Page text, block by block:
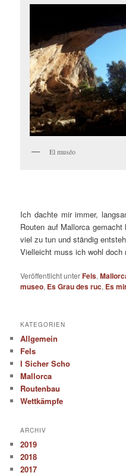
El muséo
Ich dachte mir immer,
Routen auf Mallorca
viel zu tun und ständig
Vielleicht muss ich wohl
Veröffentlicht unterFels,
museo, Es Grau des ruc, Es
KATEGORIEN
Allgemein
Fels
I Sicher Scho
Mallorca
Routenbau
Wettkämpfe
ARCHIV
2019
2018
2017